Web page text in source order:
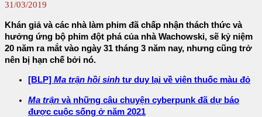
31/03/2019
Khán giả và các nhà làm phim đã chấp nhận thách thức và
hưởng ứng bộ phim đột phá của nhà Wachowski, sẽ kỷ niệm
20 năm ra mắt vào ngày 31 tháng 3 năm nay, nhưng cũng trở
nên bị hạn chế bởi nó.
[BLP] Ma trận hồi sinh tư duy lại về viên thuốc màu đỏ
Ma trận và những câu chuyện cyberpunk đã dự báo
được cuộc sống ở năm 2021